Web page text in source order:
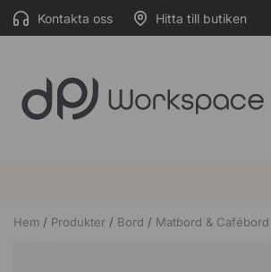
Kontakta oss Hitta till butiken
Hem Produkter Bord Matbord & Cafébord